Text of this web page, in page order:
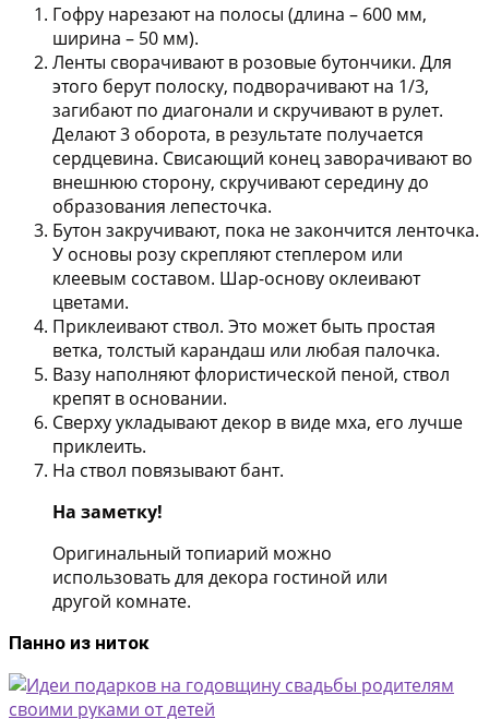
Гофру нарезают на полосы (длина – 600 мм,
ширина – 50 мм).
Ленты сворачивают в розовые бутончики. Для
этого берут полоску, подворачивают на 1/3,
загибают по диагонали и скручивают в рулет.
Делают 3 оборота, в результате получается
сердцевина. Свисающий конец заворачивают во
внешнюю сторону, скручивают середину до
образования лепесточка.
Бутон закручивают, пока не закончится ленточка.
У основы розу скрепляют степлером или
клеевым составом. Шар-основу оклеивают
цветами.
Приклеивают ствол. Это может быть простая
ветка, толстый карандаш или любая палочка.
Вазу наполняют флористической пеной, ствол
крепят в основании.
Сверху укладывают декор в виде мха, его лучше
приклеить.
На ствол повязывают бант.
На заметку!
Оригинальный топиарий можно
использовать для декора гостиной или
другой комнате.
Панно из ниток